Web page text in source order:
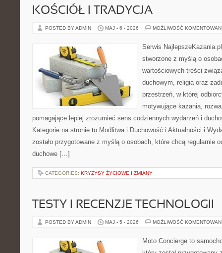
KOŚCIÓŁ I TRADYCJA
POSTED BY ADMIN MAJ - 6 - 2026 MOŻLIWOŚĆ
Serwis
stworzone z myślą o
wartościowych treści
duchowym, religią oraz
przestrzeń, w której
motywujące kazania,
pomagające lepiej zrozumieć sens codziennych wydarzeń i
Kategorie na stronie to Modlitwa i Duchowość i Aktualności i
zostało przygotowane z myślą o osobach, które chcą regularnie
duchowe […]
CATEGORIES: KRYZYSY ŻYCIOWE I ZMIANY
TESTY I RECENZJE TECHNOLOGII
POSTED BY ADMIN MAJ - 5 - 2026 MOŻLIWOŚĆ
Moto Concierge to